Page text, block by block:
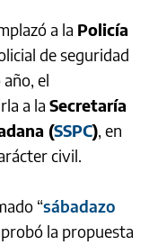
a la Policía
de seguridad
el
a la Secretaría
(SSPC), en
civil.
“sábadazo
la propuesta